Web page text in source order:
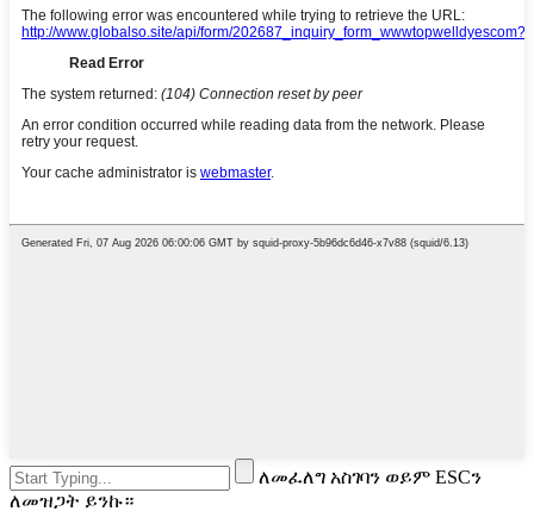
ለመፈለግ አስገባን ወይም ESCን
ለመዝጋት ይንኩ።